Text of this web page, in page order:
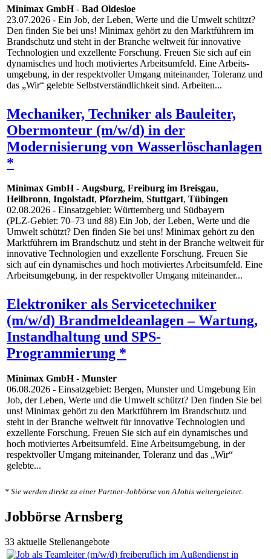
Minimax GmbH- Bad Oldesloe
23.07.2026 - Ein Job, der Leben, Werte und die Umwelt schützt?
Den finden Sie bei uns! Minimax gehört zu den Markt­führern im
Brand­schutz und steht in der Branche weltweit für inno­vative
Techno­logien und exzellente Forschung. Freuen Sie sich auf ein
dyna­misches und hoch moti­viertes Arbeitsumfeld. Eine Arbeits­
umgebung, in der respektvoller Umgang mitein­ander, Toleranz und
das „Wir“ gelebte Selbst­verständlichkeit sind. Arbeiten...
Mechaniker, Techniker als Bauleiter,
Obermonteur (m/w/d) in der
Modernisierung von Wasserlöschanlagen
*
Minimax GmbH- Augsburg, Freiburg im Breisgau,
Heilbronn, Ingolstadt, Pforzheim, Stuttgart, Tübingen
02.08.2026 - Einsatzgebiet: Württemberg und Südbayern
(PLZ‑Gebiet: 70–73 und 88) Ein Job, der Leben, Werte und die
Umwelt schützt? Den finden Sie bei uns! Minimax gehört zu den
Markt­führern im Brand­schutz und steht in der Branche weltweit für
innovative Techno­logien und exzellente Forschung. Freuen Sie
sich auf ein dynamisches und hoch motiviertes Arbeits­umfeld. Eine
Arbeits­umgebung, in der respekt­voller Um­gang miteinander...
Elektroniker als Servicetechniker
(m/w/d) Brandmeldeanlagen – Wartung,
Instandhaltung und SPS-
Programmierung *
Minimax GmbH- Munster
06.08.2026 - Einsatzgebiet: Bergen, Munster und Umgebung Ein
Job, der Leben, Werte und die Umwelt schützt? Den finden Sie bei
uns! Minimax gehört zu den Marktführern im Brandschutz und
steht in der Branche weltweit für innovative Technologien und
exzellente Forschung. Freuen Sie sich auf ein dynamisches und
hoch motiviertes Arbeitsumfeld. Eine Arbeitsumgebung, in der
respektvoller Umgang miteinander, Toleranz und das „Wir“
gelebte...
* Sie werden direkt zu einer Partner-Jobbörse von AJobis weitergeleitet.
Jobbörse Arnsberg
33 aktuelle Stellenangebote